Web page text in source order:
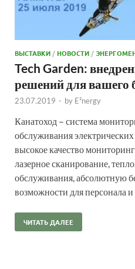
ВЫСТАВКИ /НОВОСТИ /
Tech Garden:
решений для вашего
23.07.2019 - by E²nergy
Канатоход – система
обслуживания
высокое качество
лазерное сканирование,
обслуживания, абсолютную
возможности для персонала
ЧИТАТЬ ДАЛЕЕ